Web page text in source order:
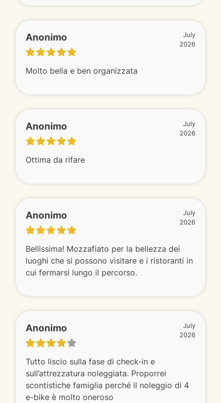
Anonimo
July
2026
Molto bella e ben organizzata
Anonimo
July
2026
Ottima da rifare
Anonimo
July
2026
Bellissima! Mozzafiato per la bellezza dei
luoghi che si possono visitare e i ristoranti in
cui fermarsi lungo il percorso.
Anonimo
July
2026
Tutto liscio sulla fase di check-in e
sull’attrezzatura noleggiata. Proporrei
scontistiche famiglia perché il noleggio di 4
e-bike è molto oneroso